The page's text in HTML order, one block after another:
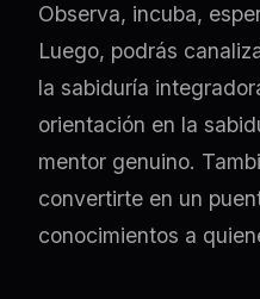
Observa, incuba,
Luego, podrás
la sabiduría
orientación en la
mentor genuino.
convertirte en un
conocimientos a